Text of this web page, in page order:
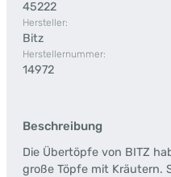
45222
Hersteller:
Bitz
Herstellernummer:
14972
Beschreibung
Die Übertöpfe von BITZ
große Töpfe mit Kräutern.